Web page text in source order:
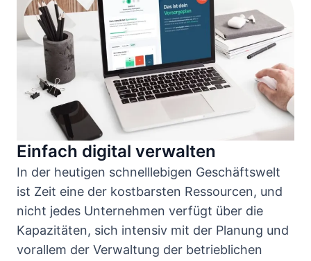
Einfach digital verwalten
In der heutigen schnelllebigen Geschäftswelt
ist Zeit eine der kostbarsten Ressourcen, und
nicht jedes Unternehmen verfügt über die
Kapazitäten, sich intensiv mit der Planung und
vorallem der Verwaltung der betrieblichen